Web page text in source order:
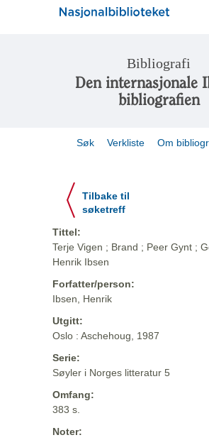
Bibliografi
Den internasjonale
bibliografien
Søk Verkliste Om
Tilbake til
søketreff
Tittel:
Terje Vigen ; Brand ; Peer Gynt ;
Henrik Ibsen
Forfatter/person:
Ibsen, Henrik
Utgitt:
Oslo : Aschehoug, 1987
Serie:
Søyler i Norges litteratur 5
Omfang:
383 s.
Noter: